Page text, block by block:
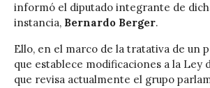
informó el diputado integrante de
instancia, Bernardo Berger.
Ello, en el marco de la tratativa de un
que establece modificaciones a la Ley
que revisa actualmente el grupo